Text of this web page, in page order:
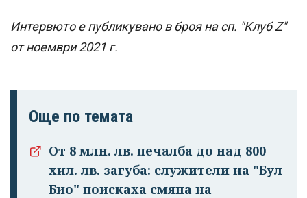
Интервюто е публикувано в броя на сп. "Клуб Z"
от ноември 2021 г.
Още по темата
От 8 млн. лв. печалба до над 800
хил. лв. загуба: служители на "Бул
Био" поискаха смяна на